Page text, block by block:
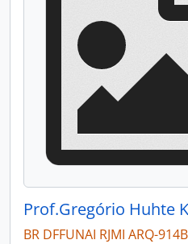
Prof.Gregório Huhte
BR DFFUNAI RJMI ARQ-